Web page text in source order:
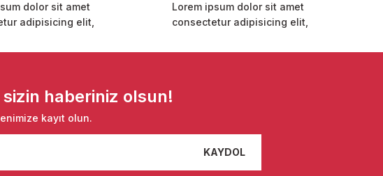
dolor sit amet
adipisicing elit,
Lorem ipsum dolor sit amet
consectetur adipisicing elit,
haberiniz olsun!
kayıt olun.
KAYDOL